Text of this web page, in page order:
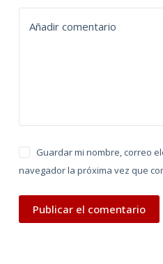
Añadir comentario
Guardar mi nombre, correo
navegador la próxima vez que
Publicar el comentario
t